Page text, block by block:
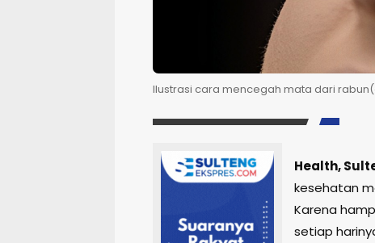
Ilustrasi cara mencegah mata dari
Health,
kesehatan
Karena
setiap